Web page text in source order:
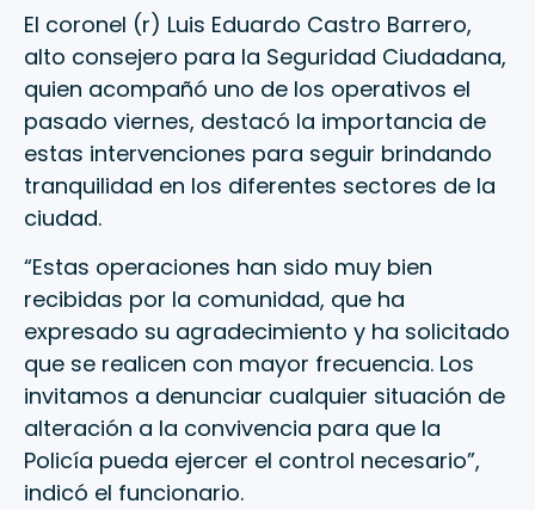
El coronel (r) Luis Eduardo Castro Barrero,
alto consejero para la Seguridad Ciudadana,
quien acompañó uno de los operativos el
pasado viernes, destacó la importancia de
estas intervenciones para seguir brindando
tranquilidad en los diferentes sectores de la
ciudad.
“Estas operaciones han sido muy bien
recibidas por la comunidad, que ha
expresado su agradecimiento y ha solicitado
que se realicen con mayor frecuencia. Los
invitamos a denunciar cualquier situación de
alteración a la convivencia para que la
Policía pueda ejercer el control necesario”,
indicó el funcionario.